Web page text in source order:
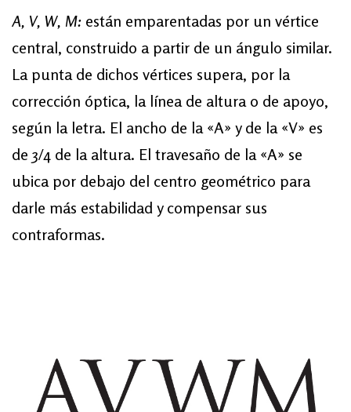
A, V, W, M: están emparentadas por un vértice
central, construido a partir de un ángulo similar.
La punta de dichos vértices supera, por la
corrección óptica, la línea de altura o de apoyo,
según la letra. El ancho de la «A» y de la «V» es
de 3/4 de la altura. El travesaño de la «A» se
ubica por debajo del centro geométrico para
darle más estabilidad y compensar sus
contraformas.